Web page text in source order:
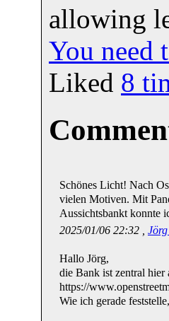
allowing
You need
Liked 8
Schönes Licht! Nach
vielen Motiven. Mit
Aussichtsbankt konnte
2025/01/06 22:32 ,
Hallo Jörg,
die Bank ist zentral hier
https://
Wie ich gerade